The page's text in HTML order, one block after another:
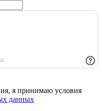
я принимаю условия
данных